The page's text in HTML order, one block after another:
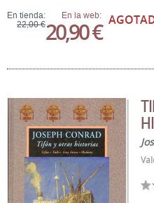
En tienda:
22,00 €
En la web:
20,90 €